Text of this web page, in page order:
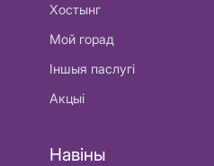
Хостынг
Мой горад
Іншыя паслугі
Акцыі
Навіны